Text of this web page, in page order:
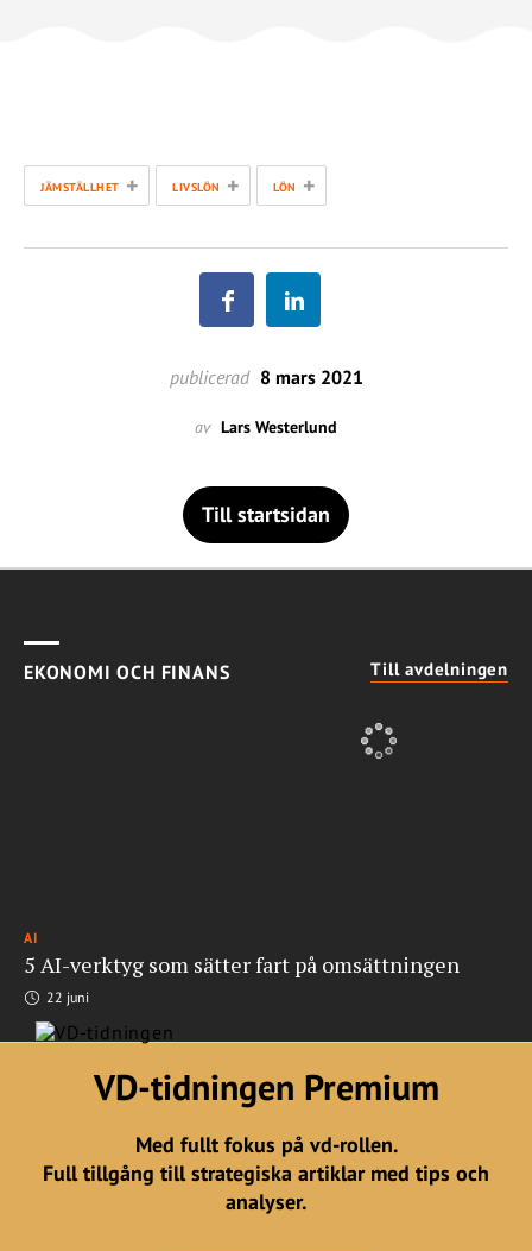
JÄMSTÄLLHET + LIVSLÖN + LÖN +
publicerad 8 mars 2021
av Lars Westerlund
Till startsidan
EKONOMI OCH FINANS Till avdelningen
AI
5 AI-verktyg som sätter fart på omsättningen
22 juni
VD-tidningen Premium
Med fullt fokus på vd-rollen.
Full tillgång till strategiska artiklar med tips och
analyser.